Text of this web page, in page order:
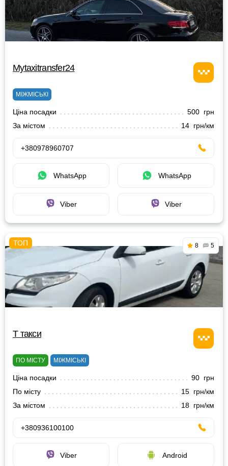
Mytaxitransfer24
МІЖМІСЬКІ
Ціна посадки
500 грн
За містом
14 грн/км
+380978960707
WhatsApp WhatsApp
Viber Viber
8 5
Т такси
ПО МІСТУ МІЖМІСЬКІ
Ціна посадки
90 грн
По місту
15 грн/км
За містом
18 грн/км
+380936100100
Viber Android